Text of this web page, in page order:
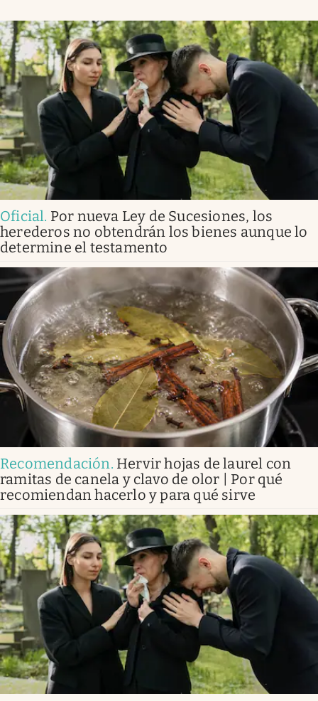
Oficial. Por nueva Ley de Sucesiones, los
herederos no obtendrán los bienes aunque lo
determine el testamento
Recomendación. Hervir hojas de laurel con
ramitas de canela y clavo de olor | Por qué
recomiendan hacerlo y para qué sirve